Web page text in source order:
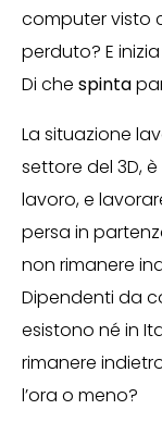
computer visto
perduto? E
Di che spinta
La situazione
settore del 3D,
lavoro, e
persa in
non rimanere
Dipendenti da
esistono né in
rimanere
l’ora o meno?